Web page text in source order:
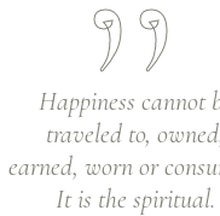
Happiness cannot
traveled to,
earned, worn or
It is the spiritual.